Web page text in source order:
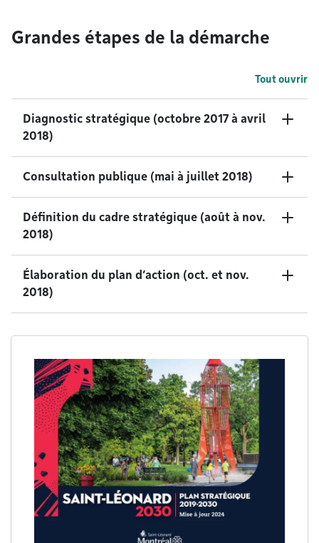
Grandes étapes de la démarche
Tout ouvrir
Diagnostic stratégique (octobre 2017 à avril
2018)
Consultation publique (mai à juillet 2018)
Définition du cadre stratégique (août à nov.
2018)
Élaboration du plan d’action (oct. et nov.
2018)